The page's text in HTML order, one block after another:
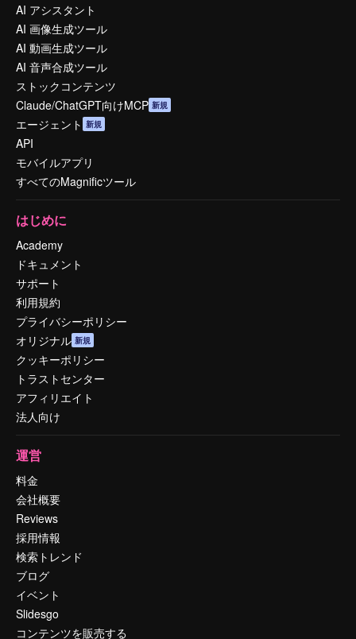
AI アシスタント
AI 画像生成ツール
AI 動画生成ツール
AI 音声合成ツール
ストックコンテンツ
Claude/ChatGPT向けMCP 新規
エージェント 新規
API
モバイルアプリ
すべてのMagnificツール
はじめに
Academy
ドキュメント
サポート
利用規約
プライバシーポリシー
オリジナル 新規
クッキーポリシー
トラストセンター
アフィリエイト
法人向け
運営
料金
会社概要
Reviews
採用情報
検索トレンド
ブログ
イベント
Slidesgo
コンテンツを販売する